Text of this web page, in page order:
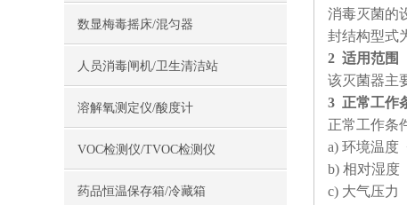
数显梅毒摇床/混匀器
人员消毒闸机/卫生清洁站
溶解氧测定仪/酸度计
VOC检测仪/TVOC检测仪
药品恒温保存箱/冷藏箱
消毒灭菌的
封结构型式
2 适用范围
该灭菌器主
3 正常工作
正常工作条
a) 环境温度
b) 相对湿度
c) 大气压力